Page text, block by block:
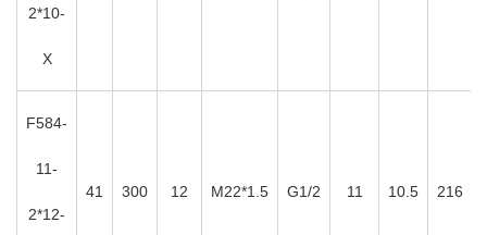
2*10-
X
F584-
11-
2*12-
41 300 12 M22*1.5 G1/2 11 10.5 216